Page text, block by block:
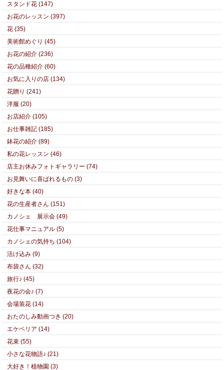
スタンド花 (147)
お花のレッスン (397)
花 (35)
美術館めぐり (45)
お花の紹介 (236)
花の品種紹介 (60)
お気に入りの店 (134)
花贈り (241)
洋服 (20)
お店紹介 (105)
お仕事雑記 (185)
鉢花の紹介 (89)
私の花レッスン (46)
店主お休みフォトギャラリー (74)
お見舞いに喜ばれるもの (3)
好きな本 (40)
花の生産者さん (151)
カノシェ 展示会 (49)
花仕事マニュアル (5)
カノシェの気持ち (104)
活け込み (9)
布袋さん (32)
旅行♪ (45)
夜花の会♪ (7)
会場装花 (14)
おたのしみ動画つき (20)
エケベリア (14)
花束 (55)
小さな花物語♪ (21)
大好き！植物園 (3)